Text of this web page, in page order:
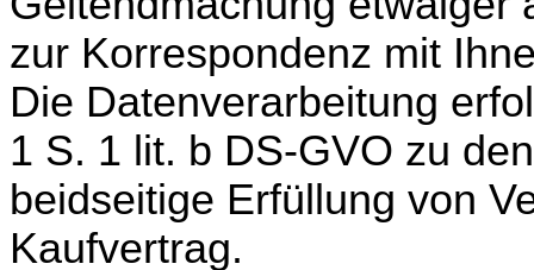
zur Korrespondenz mit
Die Datenverarbeitung
1 S. 1 lit. b DS-GVO zu
beidseitige Erfüllung von
Kaufvertrag.